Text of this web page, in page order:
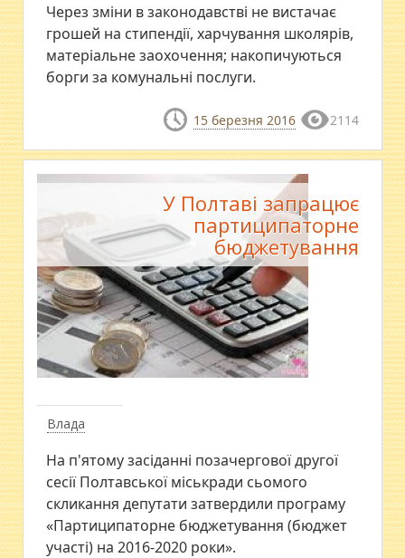
Через зміни в законодавстві не вистачає
грошей на стипендії, харчування школярів,
матеріальне заохочення; накопичуються
борги за комунальні послуги.
15 березня 2016 2114
Влада
У Полтаві запрацює
партиципаторне
бюджетування
На п'ятому засіданні позачергової другої
сесії Полтавської міськради сьомого
скликання депутати затвердили програму
«Партиципаторне бюджетування (бюджет
участі) на 2016-2020 роки».